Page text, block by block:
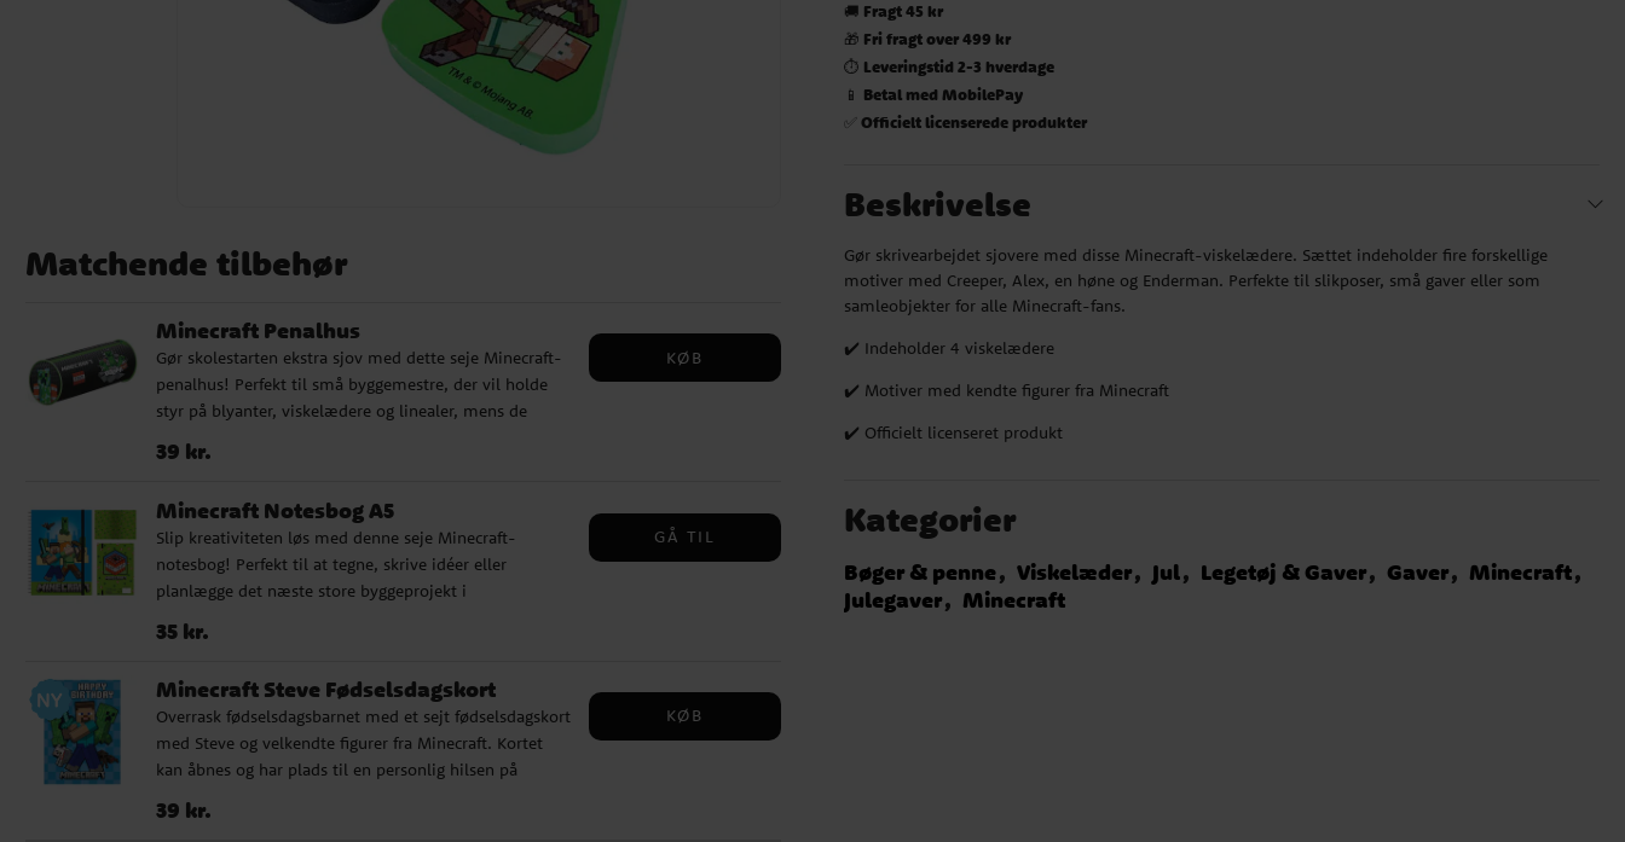
Matchende tilbehør
Minecraft Penalhus
Gør skolestarten ekstra sjov med dette seje Minecraft-
penalhus! Perfekt til små byggemestre, der vil holde
styr på blyanter, viskelædere og linealer, mens de
penalhus er dekoreret med den ikoniske Creeper, TNT-
runde form giver masser af plads og gør det nemt at
have med i tasken. En favorit til både skole og fritid! ✔️
God plads og nem lynlås ✔️ Robust design med
Minecraft-motiv ✔️ Officielt licenseret produkt
Pris :39 kr.
39 kr.
KØB
Minecraft Notesbog A5
Slip kreativiteten løs med denne seje Minecraft-
notesbog! Perfekt til at tegne, skrive idéer eller
planlægge det næste store byggeprojekt i
omslag med Alex, Steve og en Creeper samt en elastik,
sider med Minecraft-tema, sjov både i skole og fritid.
✔️ A5-format med ca. 200 linjerede sider ✔️ Farverigt
design med Minecraft-figurer og TNT-motiver ✔️
Officielt licenseret produkt
Pris:35 kr.
35 kr.
GÅ TIL
Minecraft Steve Fødselsdagskort
Overrask fødselsdagsbarnet med et sejt fødselsdagskort
med Steve og velkendte figurer fra Minecraft. Kortet
kan åbnes og har plads til en personlig hilsen på
en personlig hilsen ✓ Hvid kuvert medfølger ✓
Pris :39 kr.
39 kr.
KØB
🚚 Fragt 45 kr
🎁 Fri fragt over 499 kr
⏱️ Leveringstid 2-3 hverdage
📱 Betal med MobilePay
✅Officielt licenserede produkter
Beskrivelse
Gør skrivearbejdet sjovere med disse Minecraft-viskelædere. Sættet indeholder fire forskellige
motiver med Creeper, Alex, en høne og Enderman. Perfekte til slikposer, små gaver eller som
samleobjekter for alle Minecraft-fans.
✔️ Indeholder 4 viskelædere
✔️ Motiver med kendte figurer fra Minecraft
✔️ Officielt licenseret produkt
Kategorier
Bøger & penne Viskelæder Jul Legetøj & Gaver Gaver
Minecraft
Julegaver
Minecraft